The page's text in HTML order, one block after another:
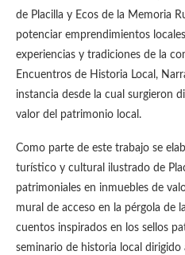
de Placilla y Ecos de la Memoria
potenciar emprendimientos
experiencias y tradiciones de la
Encuentros de Historia Local,
instancia desde la cual surgieron
valor del patrimonio local.
Como parte de este trabajo se
turístico y cultural ilustrado de
patrimoniales en inmuebles de
mural de acceso en la pérgola de
cuentos inspirados en los sellos
seminario de historia local